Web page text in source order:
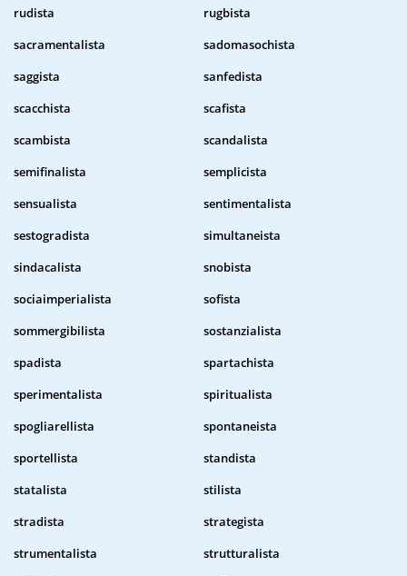
rudista
rugbista
sacramentalista
sadomasochista
saggista
sanfedista
scacchista
scafista
scambista
scandalista
semifinalista
semplicista
sensualista
sentimentalista
sestogradista
simultaneista
sindacalista
snobista
sociaimperialista
sofista
sommergibilista
sostanzialista
spadista
spartachista
sperimentalista
spiritualista
spogliarellista
spontaneista
sportellista
standista
statalista
stilista
stradista
strategista
strumentalista
strutturalista